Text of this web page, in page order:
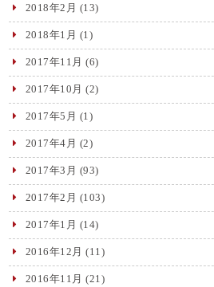
2018年2月 (13)
2018年1月 (1)
2017年11月 (6)
2017年10月 (2)
2017年5月 (1)
2017年4月 (2)
2017年3月 (93)
2017年2月 (103)
2017年1月 (14)
2016年12月 (11)
2016年11月 (21)